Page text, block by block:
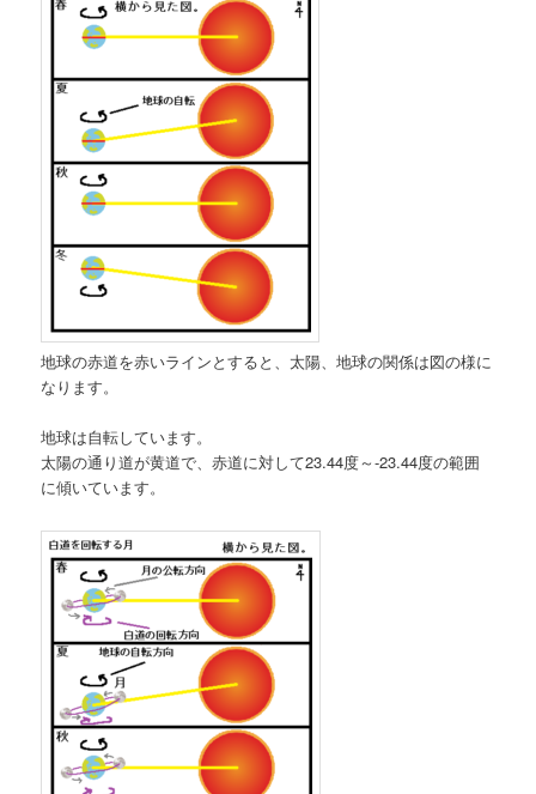
地球の赤道を赤いラインとすると、太陽、地球の関係は図の様に
なります。
地球は自転しています。
太陽の通り道が黄道で、赤道に対して23.44度～-23.44度の範囲
に傾いています。